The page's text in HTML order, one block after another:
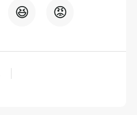
😆 😡